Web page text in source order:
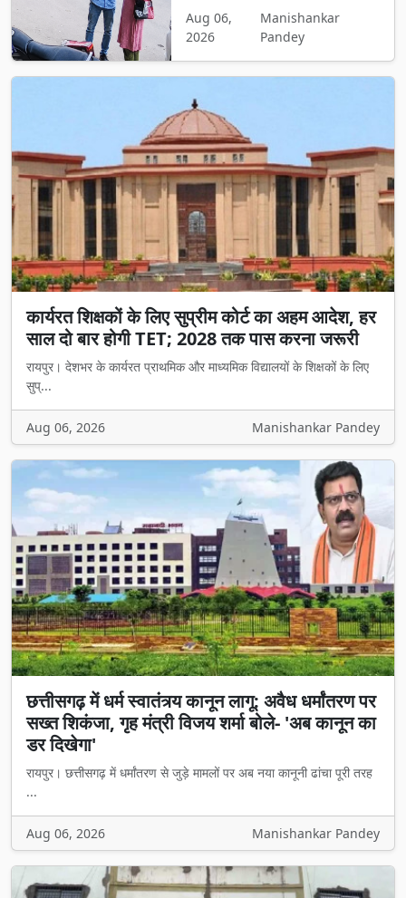
Aug 06,
2026
Manishankar
Pandey
कार्यरत शिक्षकों के लिए सुप्रीम कोर्ट का अहम आदेश, हर
साल दो बार होगी TET; 2028 तक पास करना जरूरी
रायपुर। देशभर के कार्यरत प्राथमिक और माध्यमिक विद्यालयों के शिक्षकों के लिए
सुप्...
Aug 06, 2026 Manishankar Pandey
छत्तीसगढ़ में धर्म स्वातंत्र्य कानून लागू: अवैध धर्मांतरण पर
सख्त शिकंजा, गृह मंत्री विजय शर्मा बोले- 'अब कानून का
डर दिखेगा'
रायपुर। छत्तीसगढ़ में धर्मांतरण से जुड़े मामलों पर अब नया कानूनी ढांचा पूरी तरह
...
Aug 06, 2026 Manishankar Pandey